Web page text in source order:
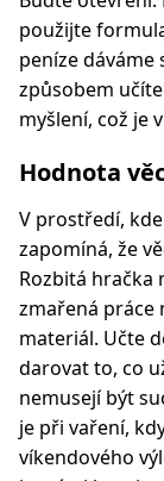
použijte
peníze
způsobem
myšlení, což je
Hodnota
V prostředí,
zapomíná, že
Rozbitá hračka
zmařená práce
materiál. Učte
darovat to, co
nemusejí být
je při vaření,
víkendového